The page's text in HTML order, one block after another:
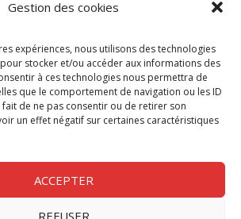
Gestion des cookies
expériences, nous utilisons des technologies
stocker et/ou accéder aux informations des
à ces technologies nous permettra de
que le comportement de navigation ou les ID
fait de ne pas consentir ou de retirer son
un effet négatif sur certaines caractéristiques
ACCEPTER
REFUSER
Spectacle
visuel